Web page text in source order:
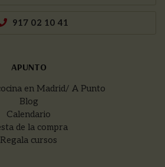
917 02 10 41
APUNTO
en Madrid/ A Punto
Blog
Calendario
de la compra
Regala cursos